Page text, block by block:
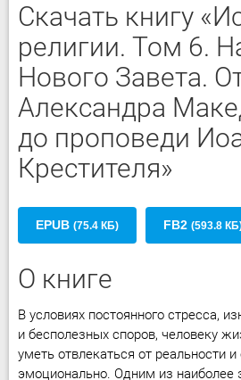
Скачать книгу
религии. Том 6.
Нового Завета.
Александра
до проповеди
Крестителя»
EPUB (75.4 КБ) FB2 (593.8
О книге
В условиях постоянного стресса,
и бесполезных споров, человеку
уметь отвлекаться от реальности
эмоционально. Одним из наиболее